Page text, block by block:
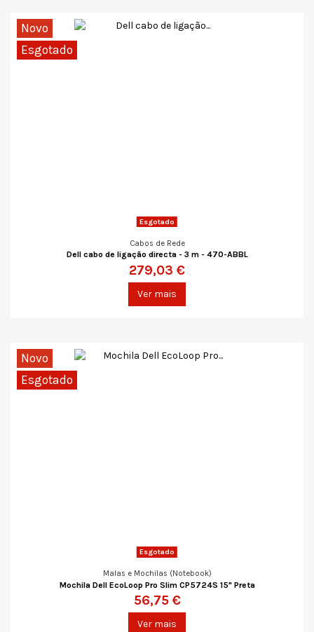
Novo
Esgotado
Esgotado
Cabos de Rede
Dell cabo de ligação directa - 3 m - 470-ABBL
279,03 €
Ver mais
Novo
Esgotado
Esgotado
Malas e Mochilas (Notebook)
Mochila Dell EcoLoop Pro Slim CP5724S 15" Preta
56,75 €
Ver mais